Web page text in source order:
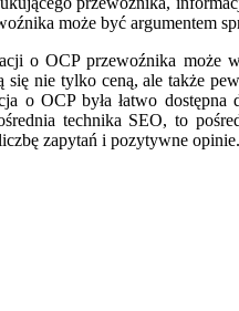
może być argumentem
o OCP przewoźnika może
nie tylko ceną, ale także
o OCP była łatwo
technika SEO, to
zapytań i pozytywne opinie.